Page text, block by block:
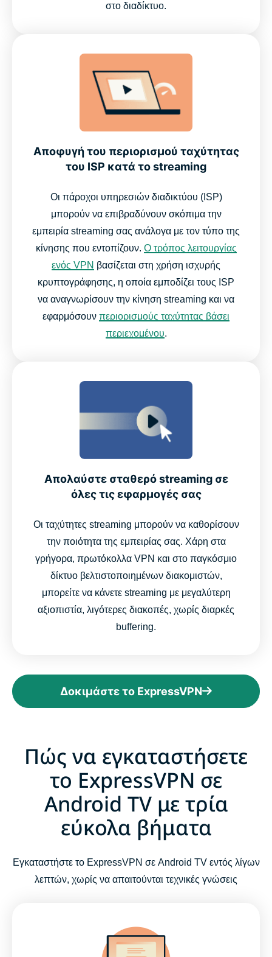
στο διαδίκτυο.
Αποφυγή του περιορισμού ταχύτητας
του ISP κατά το streaming
Οι πάροχοι υπηρεσιών διαδικτύου (ISP)
μπορούν να επιβραδύνουν σκόπιμα την
εμπειρία streaming σας ανάλογα με τον τύπο της
κίνησης που εντοπίζουν. Ο τρόπος λειτουργίας
ενός VPN βασίζεται στη χρήση ισχυρής
κρυπτογράφησης, η οποία εμποδίζει τους ISP
να αναγνωρίσουν την κίνηση streaming και να
εφαρμόσουν περιορισμούς ταχύτητας βάσει
περιεχομένου.
Απολαύστε σταθερό streaming σε
όλες τις εφαρμογές σας
Οι ταχύτητες streaming μπορούν να καθορίσουν
την ποιότητα της εμπειρίας σας. Χάρη στα
γρήγορα, πρωτόκολλα VPN και στο παγκόσμιο
δίκτυο βελτιστοποιημένων διακομιστών,
μπορείτε να κάνετε streaming με μεγαλύτερη
αξιοπιστία, λιγότερες διακοπές, χωρίς διαρκές
buffering.
Δοκιμάστε το ExpressVPN
Πώς να εγκαταστήσετε
το ExpressVPN σε
Android TV με τρία
εύκολα βήματα
Εγκαταστήστε το ExpressVPN σε Android TV εντός λίγων
λεπτών, χωρίς να απαιτούνται τεχνικές γνώσεις